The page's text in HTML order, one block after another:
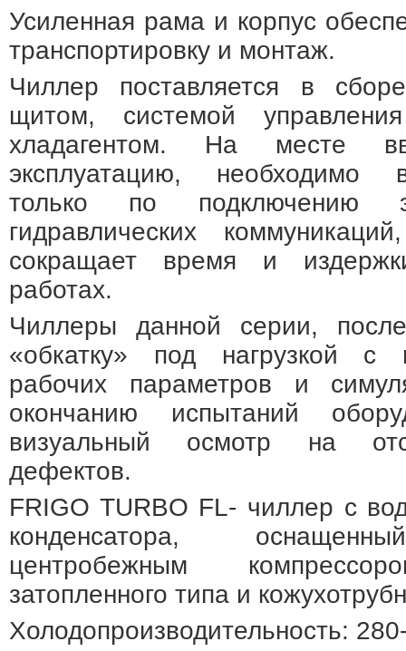
Усиленная рама и корпус
транспортировку и монтаж.
Чиллер поставляется в
щитом, системой
хладагентом. На месте
эксплуатацию, необходимо
только по подключению
гидравлических
сокращает время и
работах.
Чиллеры данной серии,
«обкатку» под нагрузкой с
рабочих параметров и
окончанию испытаний
визуальный осмотр на
дефектов.
FRIGO TURBO FL- чиллер с
конденсатора,
центробежным
затопленного типа и
Холодопроизводительность: